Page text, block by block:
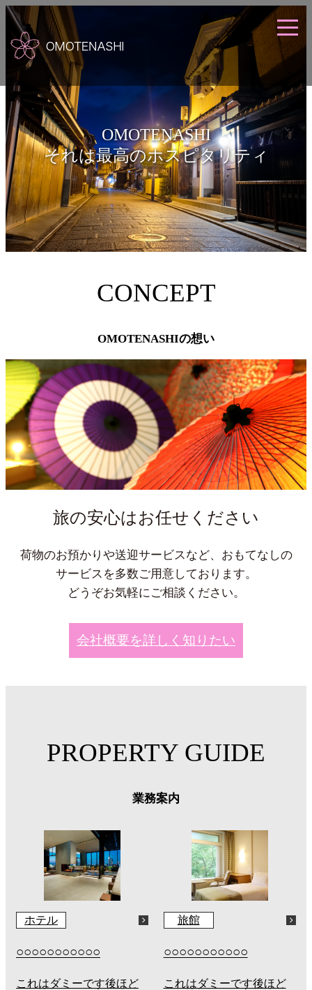
OMOTENASHI
それは最高のホスピタリティ
CONCEPT
OMOTENASHIの想い
旅の安心はお任せください
荷物のお預かりや送迎サービスなど、おもてなしの
サービスを多数ご用意しております。
どうぞお気軽にご相談ください。
会社概要を詳しく知りたい
PROPERTY GUIDE
業務案内
ホテル
○○○○○○○○○○○
これはダミーです後ほど
旅館
○○○○○○○○○○○
これはダミーです後ほど